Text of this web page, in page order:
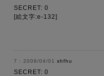
SECRET: 0
[絵文字:e-132]
2009/04/01 shfhu
SECRET: 0